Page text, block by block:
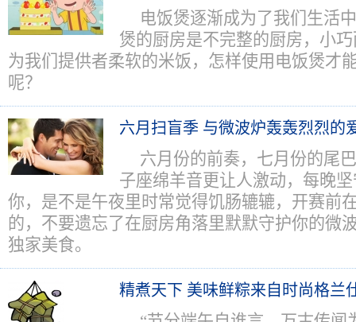
电饭煲逐渐成为了我们生活
煲的厨房是不完整的厨房，小
为我们提供者柔软的米饭，怎样使用电饭煲才
呢？
六月扫盲季 与微波炉轰轰烈烈的
六月份的前奏，七月份的尾
子座绵羊音更让人激动，每晚
你，是不是午夜里时常觉得饥肠辘辘，开赛前
的，不要遗忘了在厨房角落里默默守护你的微
独家美食。
精煮天下 美味鲜粽来自时尚格兰